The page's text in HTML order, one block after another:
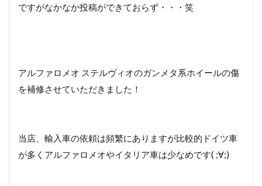
ですがなかなか投稿ができておらず・・・笑
アルファロメオ ステルヴィオのガンメタ系ホイールの傷
を補修させていただきました！
当店、輸入車の依頼は頻繁にありますが比較的ドイツ車
が多くアルファロメオやイタリア車は少なめです( ;∀;)